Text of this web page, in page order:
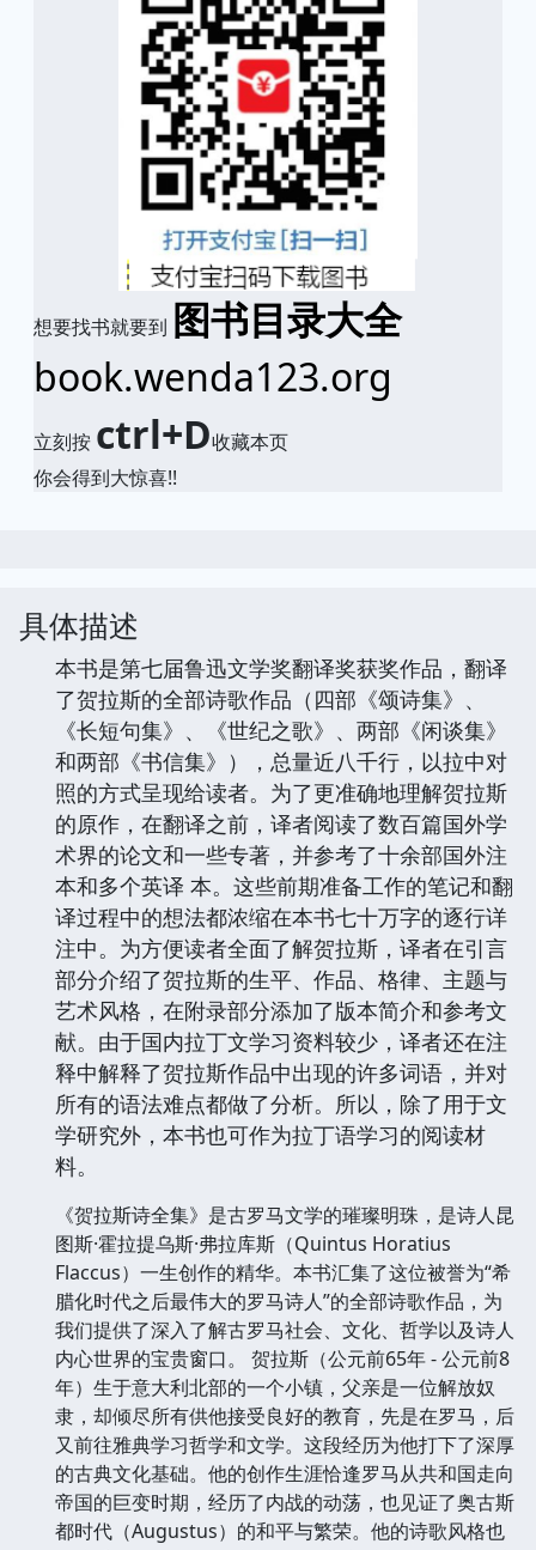
想要找书就要到 图书目录大全
book.wenda123.org
立刻按 ctrl+D收藏本页
你会得到大惊喜!!
具体描述
本书是第七届鲁迅文学奖翻译奖获奖作品，翻译
了贺拉斯的全部诗歌作品（四部《颂诗集》、
《长短句集》、《世纪之歌》、两部《闲谈集》
和两部《书信集》），总量近八千行，以拉中对
照的方式呈现给读者。为了更准确地理解贺拉斯
的原作，在翻译之前，译者阅读了数百篇国外学
术界的论文和一些专著，并参考了十余部国外注
本和多个英译 本。这些前期准备工作的笔记和翻
译过程中的想法都浓缩在本书七十万字的逐行详
注中。为方便读者全面了解贺拉斯，译者在引言
部分介绍了贺拉斯的生平、作品、格律、主题与
艺术风格，在附录部分添加了版本简介和参考文
献。由于国内拉丁文学习资料较少，译者还在注
释中解释了贺拉斯作品中出现的许多词语，并对
所有的语法难点都做了分析。所以，除了用于文
学研究外，本书也可作为拉丁语学习的阅读材
料。
《贺拉斯诗全集》是古罗马文学的璀璨明珠，是诗人昆
图斯·霍拉提乌斯·弗拉库斯（Quintus Horatius
Flaccus）一生创作的精华。本书汇集了这位被誉为“希
腊化时代之后最伟大的罗马诗人”的全部诗歌作品，为
我们提供了深入了解古罗马社会、文化、哲学以及诗人
内心世界的宝贵窗口。 贺拉斯（公元前65年 - 公元前8
年）生于意大利北部的一个小镇，父亲是一位解放奴
隶，却倾尽所有供他接受良好的教育，先是在罗马，后
又前往雅典学习哲学和文学。这段经历为他打下了深厚
的古典文化基础。他的创作生涯恰逢罗马从共和国走向
帝国的巨变时期，经历了内战的动荡，也见证了奥古斯
都时代（Augustus）的和平与繁荣。他的诗歌风格也